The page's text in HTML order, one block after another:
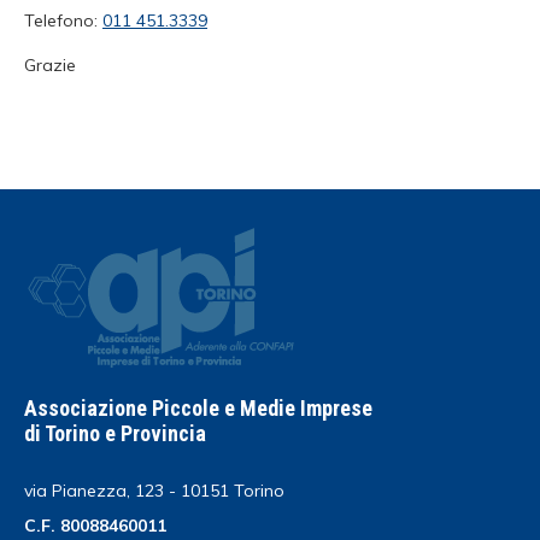
Telefono: 011 451.3339
Grazie
Associazione Piccole e Medie Imprese
di Torino e Provincia
via Pianezza, 123 - 10151 Torino
C.F. 80088460011